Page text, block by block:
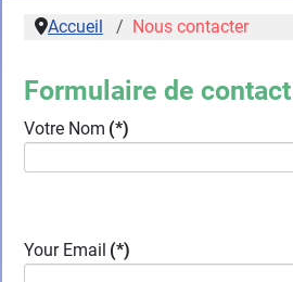
Accueil Nous contacter
Formulaire de contact
Votre Nom (*)
Your Email (*)